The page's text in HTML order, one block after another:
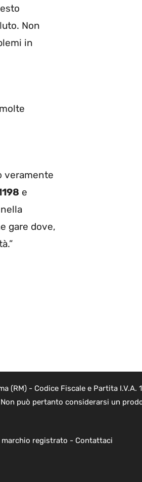
Non
in
veramente
e
gare dove,
(RM) - Codice Fiscale e Partita I.V.A.
può pertanto considerarsi un
registrato - Contattaci